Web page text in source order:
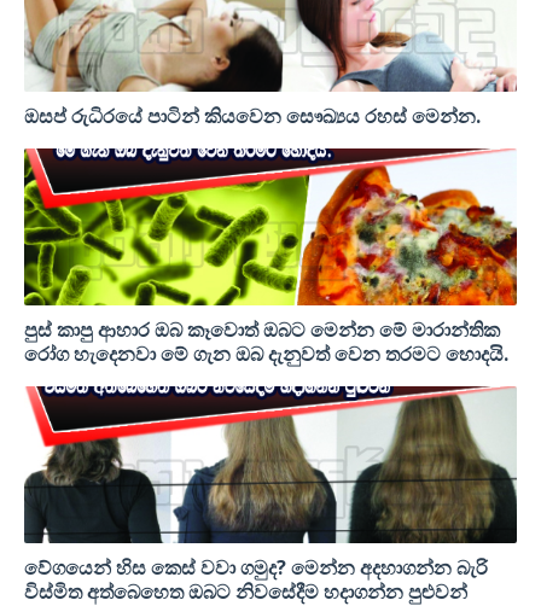
ඔසප් රුධිරයේ පාටින් කියවෙන සෞඛ්‍යය රහස් මෙන්න.
පුස් කාපු ආහාර ඔබ කෑවොත් ඔබට මෙන්න මේ මාරාන්තික
රෝග හැදෙනවා මේ ගැන ඔබ දැනුවත් වෙන තරමට හොදයි.
වේගයෙන් හිස කෙස් වවා ගමුද? මෙන්න අදහාගන්න බැරි
විස්මිත අත්බෙහෙත ඔබට නිවසේදීම හදාගන්න පුළුවන්